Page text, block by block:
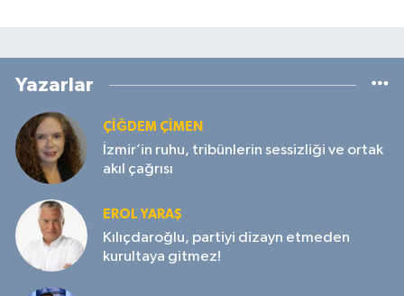
Yazarlar
ÇIĞDEM ÇIMEN
İzmir’in ruhu, tribünlerin sessizliği ve ortak
akıl çağrısı
EROL YARAŞ
Kılıçdaroğlu, partiyi dizayn etmeden
kurultaya gitmez!